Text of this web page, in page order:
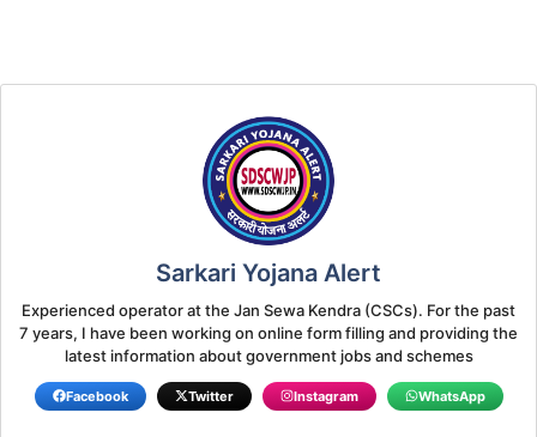
Sarkari Yojana Alert
Experienced operator at the Jan Sewa Kendra (CSCs). For the past
7 years, I have been working on online form filling and providing the
latest information about government jobs and schemes
Facebook Twitter Instagram WhatsApp